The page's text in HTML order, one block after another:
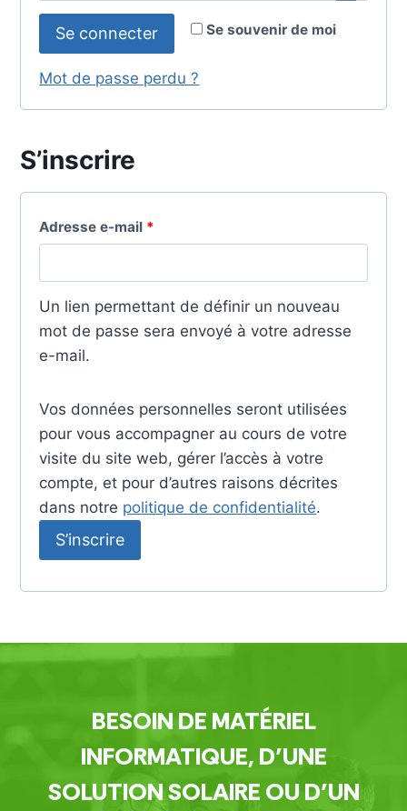
a
o
e
l
i
g
a
Se souvenir de moi
Se connecter
Mot de passe perdu ?
S’inscrire
Adresse e-mail *
i
o
r
Un lien permettant de définir un nouveau
mot de passe sera envoyé à votre adresse
e-mail.
Vos données personnelles seront utilisées
pour vous accompagner au cours de votre
visite du site web, gérer l’accès à votre
compte, et pour d’autres raisons décrites
dans notre politique de confidentialité.
S’inscrire
BESOIN DE MATÉRIEL
INFORMATIQUE, D’UNE
SOLUTION SOLAIRE OU D’UN